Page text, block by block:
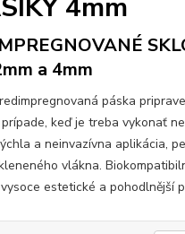
4mm
a 4mm
páska
keď je treba vykonať
a neinvazívna aplikácia,
vlákna.
estetické a pohodlnější